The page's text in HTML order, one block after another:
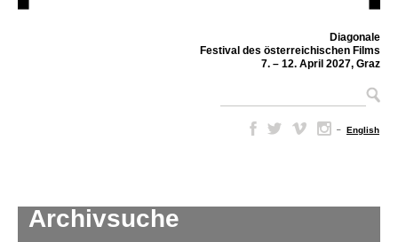
Diagonale
Festival des österreichischen Films
7. – 12. April 2027, Graz
– English
Archivsuche